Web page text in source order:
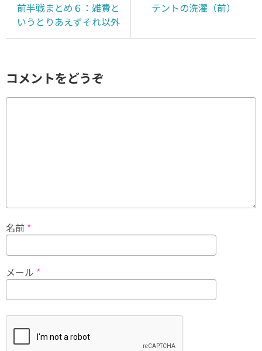
前半戦まとめ６：雑費と
いうとりあえずそれ以外
テントの洗濯（前）
コメントをどうぞ
名前 *
メール *